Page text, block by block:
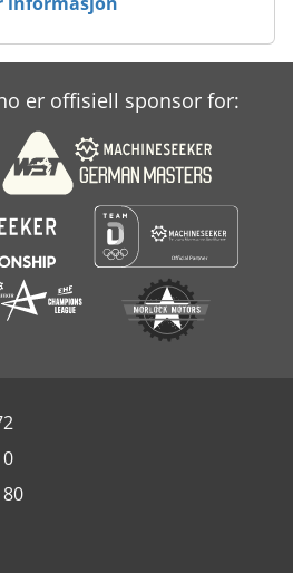
er offisiell sponsor for: